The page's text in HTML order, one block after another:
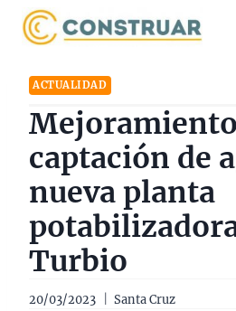
Saltar
ACTUALIDAD
captación de
nueva planta
Turbio
20/03/2023 Santa Cruz